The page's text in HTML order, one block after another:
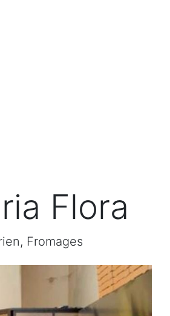
Flora
Fromages